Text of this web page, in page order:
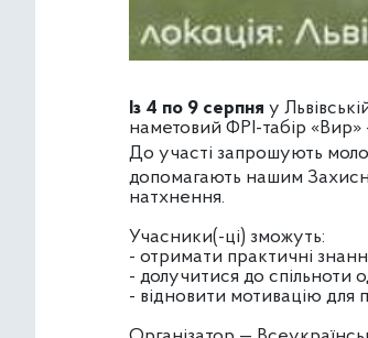
Із 4 по 9 серпня у
наметовий ФРІ-табір «Вир»
До участі запрошують
допомагають нашим
натхнення.
Учасники(-ці) зможуть:
- отримати практичні
- долучитися до спільноти
- відновити мотивацію для